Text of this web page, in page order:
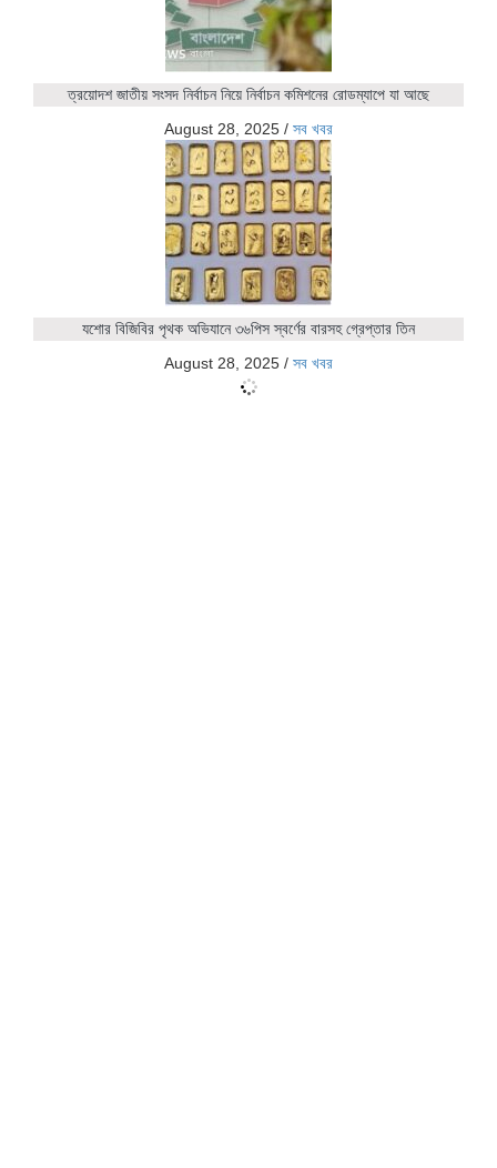
ত্রয়োদশ জাতীয় সংসদ নির্বাচন নিয়ে নির্বাচন কমিশনের রোডম্যাপে যা আছে
August 28, 2025 / সব খবর
যশোর বিজিবির পৃথক অভিযানে ৩৬পিস স্বর্ণের বারসহ গ্রেপ্তার তিন
August 28, 2025 / সব খবর